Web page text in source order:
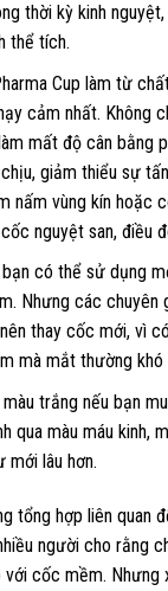
thời kỳ kinh
thể tích.
Cup làm từ
cảm nhất. Không
mất độ cân bằng
giảm thiểu sự
nấm vùng kín hoặc
nguyệt san, điều
có thể sử dụng
Nhưng các chuyên
thay cốc mới, vì
mà mắt thường khó
màu trắng nếu bạn
qua màu máu kinh,
lâu hơn.
tổng hợp liên quan
người cho rằng
với cốc mềm. Nhưng